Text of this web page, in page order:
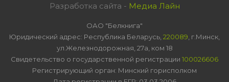
Разработка сайта - Медиа Лайн
ОАО "Белкнига"
Юридический адрес: Республика Беларусь, 220089 , г.Минск,
ул.Железнодорожная, 27а, ком 18
Свидетельство о государственной регистрации 100026606
Регистрирующий орган: Минский горисполком